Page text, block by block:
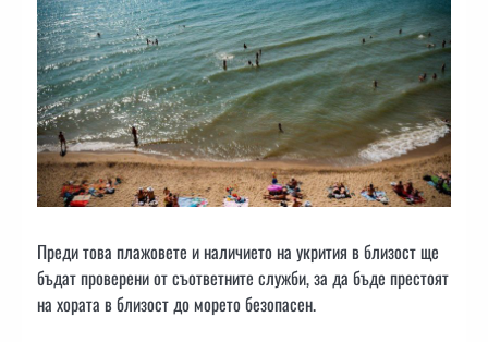
Преди това плажовете и наличието на укрития в близост ще
бъдат проверени от съответните служби, за да бъде престоят
на хората в близост до морето безопасен.